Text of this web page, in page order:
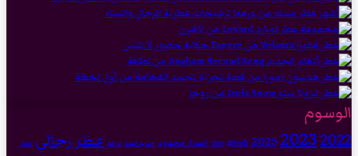
الوسوم
2022
2023
2025
Dior gissah إصدار محدود جديد قصة درعه عطر رجالي عطر